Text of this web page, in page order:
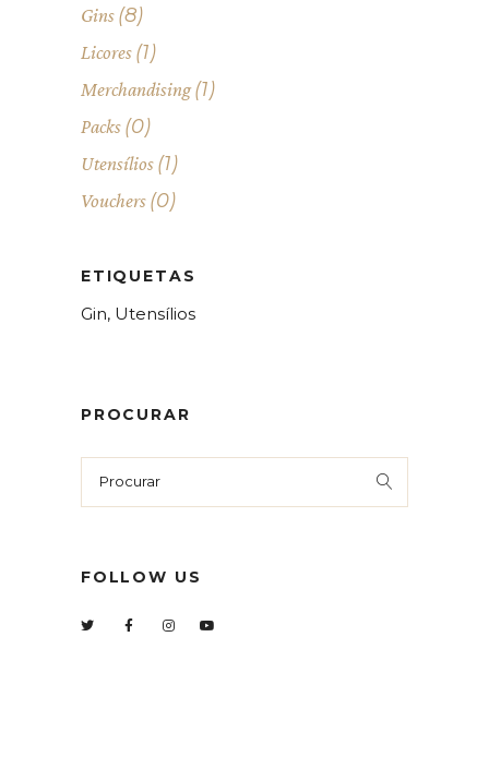
Gins (8)
Licores (1)
Merchandising (1)
Packs (0)
Utensílios (1)
Vouchers (0)
ETIQUETAS
Gin Utensílios
PROCURAR
Search
for:
FOLLOW US